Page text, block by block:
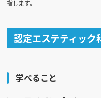
指します。
認定エステティック
学べること